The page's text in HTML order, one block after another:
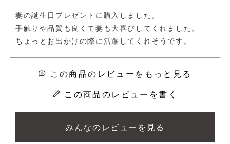
妻の誕生日プレゼントに購入しました。
手触りや品質も良くて妻も大喜びしてくれました。
ちょっとお出かけの際に活躍してくれそうです。
この商品のレビューをもっと見る
この商品のレビューを書く
みんなのレビューを見る